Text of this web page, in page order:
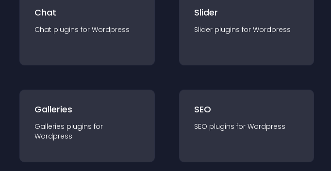
Chat
Chat plugins for Wordpress
Slider
Slider plugins for Wordpress
Galleries
Galleries plugins for
Wordpress
SEO
SEO plugins for Wordpress